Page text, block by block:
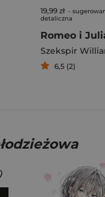
19,99 zł -
detaliczna
Romeo i
Szekspir
6,5 (2)